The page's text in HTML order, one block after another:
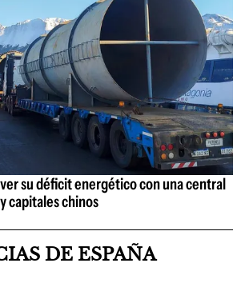
su déficit energético con una central
capitales chinos
DE ESPAÑA